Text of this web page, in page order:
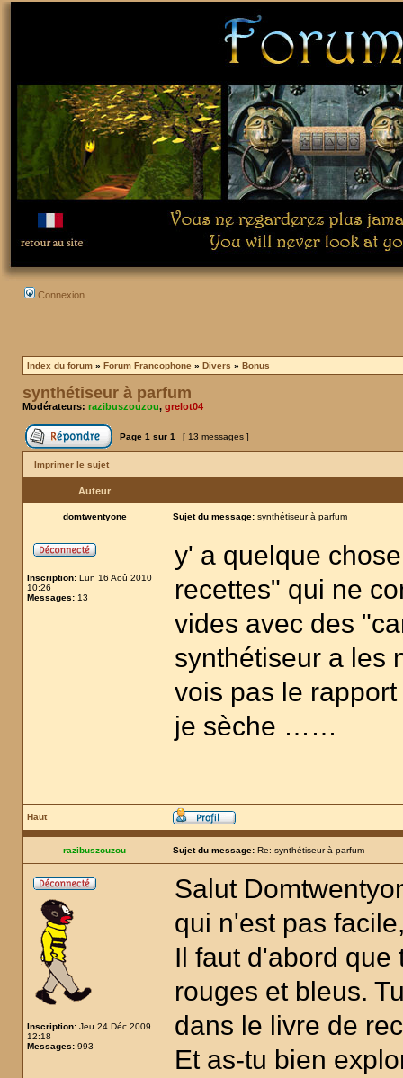
Connexion
Index du forum » Forum Francophone » Divers » Bonus
synthétiseur à parfum
Modérateurs: razibuszouzou, grelot04
Page 1 sur 1 [ 13 messages ]
Imprimer le sujet
Auteur
domtwentyone Sujet du message: synthétiseur à parfum
Inscription: Lun 16 Aoû 2010
10:26
Messages: 13
y' a quelque
recettes" qui ne
vides avec des
synthétiseur a les
vois pas le
je sèche ……
Haut
razibuszouzou Sujet du message: Re: synthétiseur à parfum
Inscription: Jeu 24 Déc 2009
12:18
Messages: 993
Salut
qui n'est pas
Il faut d'abord que
rouges et bleus.
dans le livre de
Et as-tu bien